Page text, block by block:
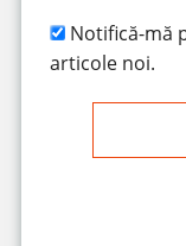
Notifică-mă
articole noi.